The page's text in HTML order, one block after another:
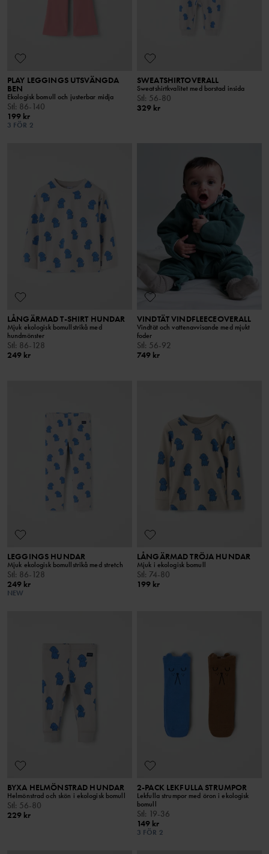
PLAY LEGGINGS UTSVÄNGDA
BEN
Ekologisk bomull och justerbar midja
Stl: 86-140
199 kr
3 FÖR 2
SWEATSHIRTOVERALL
Sweatshirtkvalitet med borstad insida
Stl: 56-80
329 kr
LÅNGÄRMAD T-SHIRT HUNDAR
Mjuk ekologisk bomullstrikå med
hundmönster
Stl: 86-128
249 kr
VINDTÄT VINDFLEECEOVERALL
Vindtät och vattenavvisande med mjukt
foder
Stl: 56-92
749 kr
LEGGINGS HUNDAR
Mjuk ekologisk bomullstrikå med stretch
Stl: 86-128
249 kr
NEW
LÅNGÄRMAD TRÖJA HUNDAR
Mjuk i ekologisk bomull
Stl: 74-80
199 kr
BYXA HELMÖNSTRAD HUNDAR
Helmönstrad och skön i ekologisk bomull
Stl: 56-80
229 kr
2-PACK LEKFULLA STRUMPOR
Lekfulla strumpor med öron i ekologisk
bomull
Stl: 19-36
149 kr
3 FÖR 2